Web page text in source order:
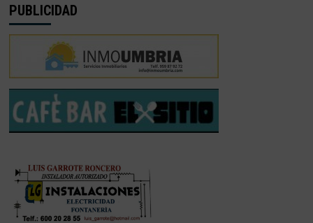
RECRE
SERÁ
EN
DIRECTO
POR
COSTA
TV
PUBLICIDAD